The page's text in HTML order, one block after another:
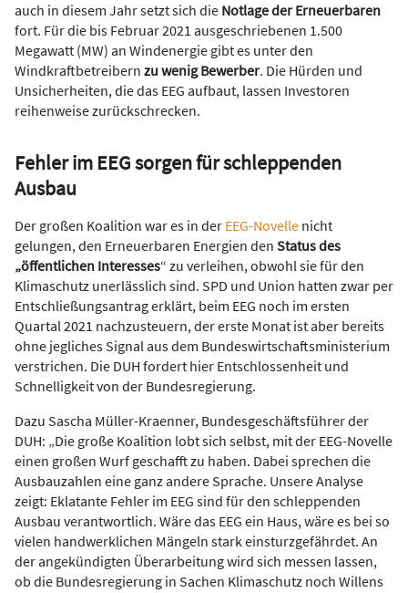
auch in diesem Jahr setzt sich die Notlage der Erneuerbaren
fort. Für die bis Februar 2021 ausgeschriebenen 1.500
Megawatt (MW) an Windenergie gibt es unter den
Windkraftbetreibern zu wenig Bewerber. Die Hürden und
Unsicherheiten, die das EEG aufbaut, lassen Investoren
reihenweise zurückschrecken.
Fehler im EEG sorgen für schleppenden
Ausbau
Der großen Koalition war es in der EEG-Novelle nicht
gelungen, den Erneuerbaren Energien den Status des
„öffentlichen Interesses“ zu verleihen, obwohl sie für den
Klimaschutz unerlässlich sind. SPD und Union hatten zwar per
Entschließungsantrag erklärt, beim EEG noch im ersten
Quartal 2021 nachzusteuern, der erste Monat ist aber bereits
ohne jegliches Signal aus dem Bundeswirtschaftsministerium
verstrichen. Die DUH fordert hier Entschlossenheit und
Schnelligkeit von der Bundesregierung.
Dazu Sascha Müller-Kraenner, Bundesgeschäftsführer der
DUH: „Die große Koalition lobt sich selbst, mit der EEG-Novelle
einen großen Wurf geschafft zu haben. Dabei sprechen die
Ausbauzahlen eine ganz andere Sprache. Unsere Analyse
zeigt: Eklatante Fehler im EEG sind für den schleppenden
Ausbau verantwortlich. Wäre das EEG ein Haus, wäre es bei so
vielen handwerklichen Mängeln stark einsturzgefährdet. An
der angekündigten Überarbeitung wird sich messen lassen,
ob die Bundesregierung in Sachen Klimaschutz noch Willens